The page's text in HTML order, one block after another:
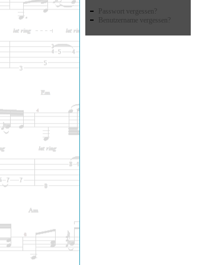
Passwort vergessen?
Benutzername vergessen?